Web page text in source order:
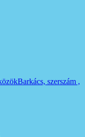
Barkács, szerszám ,